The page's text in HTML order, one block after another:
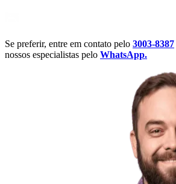
Se preferir, entre em contato pelo 3003-8387
nossos especialistas pelo WhatsApp.